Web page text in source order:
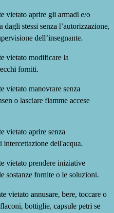
vietato aprire gli armadi e/o
dagli stessi senza l’autorizzazione,
dell’insegnante.
vietato modificare la
forniti.
vietato manovrare senza
o lasciare fiamme accese
vietato aprire senza
dell'acqua.
vietato prendere iniziative
sostanze fornite o le soluzioni.
vietato annusare, bere, toccare o
bottiglie, capsule petri se